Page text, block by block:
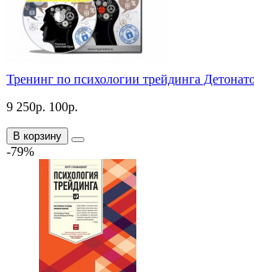
Тренинг по психологии трейдинга
9 250р. 100р.
В корзину
-79%